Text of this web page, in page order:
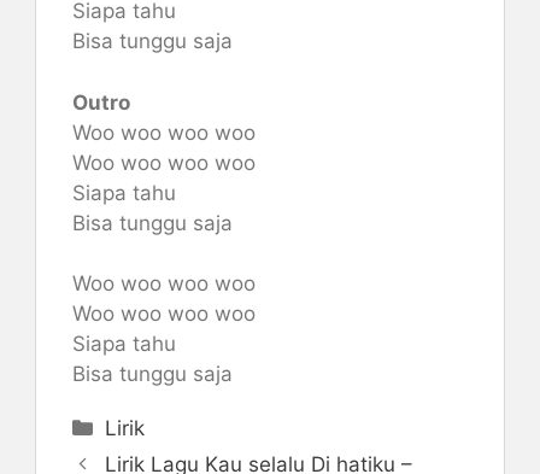
Siapa tahu
Bisa tunggu saja
Outro
Woo woo woo woo
Woo woo woo woo
Siapa tahu
Bisa tunggu saja
Woo woo woo woo
Woo woo woo woo
Siapa tahu
Bisa tunggu saja
Categories
Lirik
Lirik Lagu Kau selalu Di hatiku –